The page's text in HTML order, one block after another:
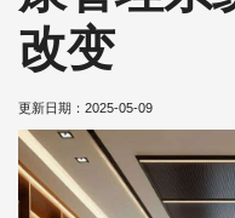
改变
更新日期： 2025-05-09